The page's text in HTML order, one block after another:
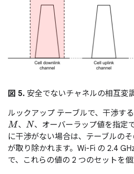
図 5. 安全でないチャネルの相互変
ルックアップ テーブルで、干渉す
M 、 N 、オーバーラップ値を指定
に干渉がない場合は、テーブルの
が取り除かれます。Wi-Fi の 2.4
で、これらの値の 2 つのセットを個